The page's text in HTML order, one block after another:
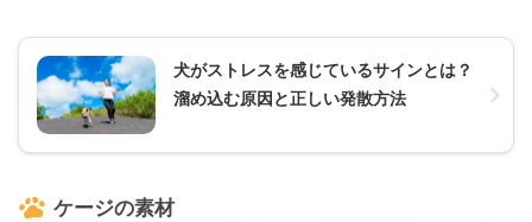
犬がストレスを感じているサインとは？
溜め込む原因と正しい発散方法
ケージの素材